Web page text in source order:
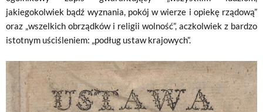
jakiegokolwiek bądź wyznania, pokój w wierze i opiekę rządową”
oraz „wszelkich obrządków i religii wolność”, aczkolwiek z bardzo
istotnym uściśleniem: „podług ustaw krajowych”.